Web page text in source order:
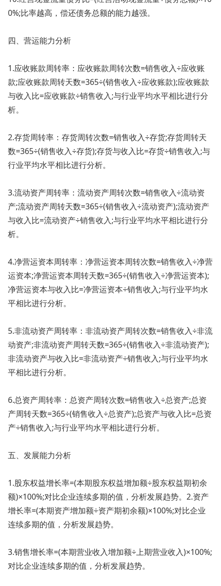
0%;比率越高，偿还债务总额的能力越强。
四、营运能力分析
1.应收账款周转率：应收账款周转次数=销售收入÷应收账
款;应收账款周转天数=365÷(销售收入÷应收账款);应收账款
与收入比=应收账款÷销售收入;与行业平均水平相比进行分
析。
2.存货周转率：存货周转次数=销售收入÷存货;存货周转天
数=365÷(销售收入÷存货);存货与收入比=存货÷销售收入;与
行业平均水平相比进行分析。
3.流动资产周转率：流动资产周转次数=销售收入÷流动资
产;流动资产周转天数=365÷(销售收入÷流动资产);流动资产
与收入比=流动资产÷销售收入;与行业平均水平相比进行分
析。
4.净营运资本周转率：净营运资本周转次数=销售收入÷净营
运资本;净营运资本周转天数=365÷(销售收入÷净营运资本);
净营运资本与收入比=净营运资本÷销售收入;与行业平均水
平相比进行分析。
5.非流动资产周转率：非流动资产周转次数=销售收入÷非流
动资产;非流动资产周转天数=365÷(销售收入÷非流动资产);
非流动资产与收入比=非流动资产÷销售收入;与行业平均水
平相比进行分析。
6.总资产周转率：总资产周转次数=销售收入÷总资产;总资
产周转天数=365÷(销售收入÷总资产);总资产与收入比=总资
产÷销售收入;与行业平均水平相比进行分析。
五、发展能力分析
1.股东权益增长率=(本期股东权益增加额÷股东权益期初余
额)×100%;对比企业连续多期的值，分析发展趋势。2.资产
增长率=(本期资产增加额÷资产期初余额)×100%;对比企业
连续多期的值，分析发展趋势。
3.销售增长率=(本期营业收入增加额÷上期营业收入)×100%;
对比企业连续多期的值，分析发展趋势。